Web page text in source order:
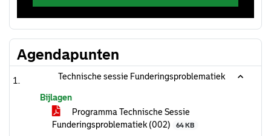
Agendapunten
Technische sessie Funderingsproblematiek
Bijlagen
Programma Technische Sessie
Funderingsproblematiek (002)
64 KB